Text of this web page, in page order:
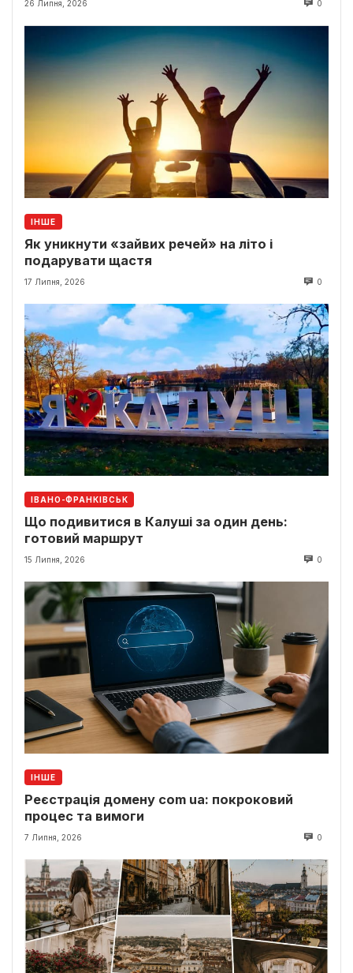
26 Липня, 2026 0
ІНШЕ
Як уникнути «зайвих речей» на літо і
подарувати щастя
17 Липня, 2026 0
ІВАНО-ФРАНКІВСЬК
Що подивитися в Калуші за один день:
готовий маршрут
15 Липня, 2026 0
ІНШЕ
Реєстрація домену com ua: покроковий
процес та вимоги
7 Липня, 2026 0